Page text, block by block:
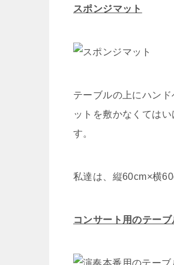
スポンジマット
テーブルの上にハン
ットを敷かなくては
す。
私達は、縦60cm×横
コンサート用のテーブ